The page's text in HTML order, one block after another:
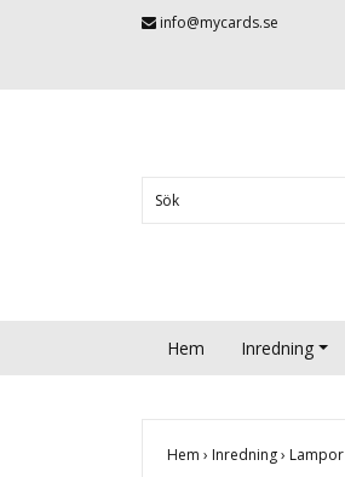
info@mycards.se
Hem Inredning
Hem › Inredning› Lampor